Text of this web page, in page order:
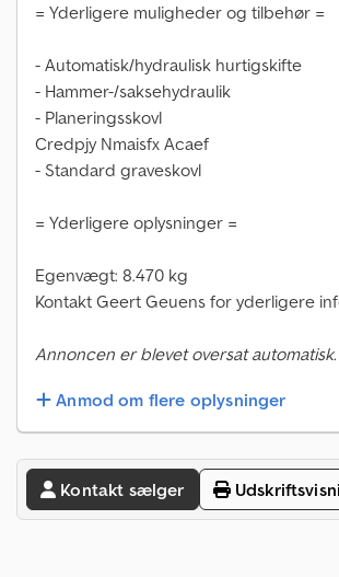
= Yderligere muligheder og tilbehør =
- Automatisk/hydraulisk hurtigskifte
- Hammer-/saksehydraulik
- Planeringsskovl
Credpjy Nmaisfx Acaef
- Standard graveskovl
= Yderligere oplysninger =
Egenvægt: 8.470 kg
Kontakt Geert Geuens for yderligere
Annoncen er blevet oversat
Anmod om flere oplysninger
Kontakt sælger